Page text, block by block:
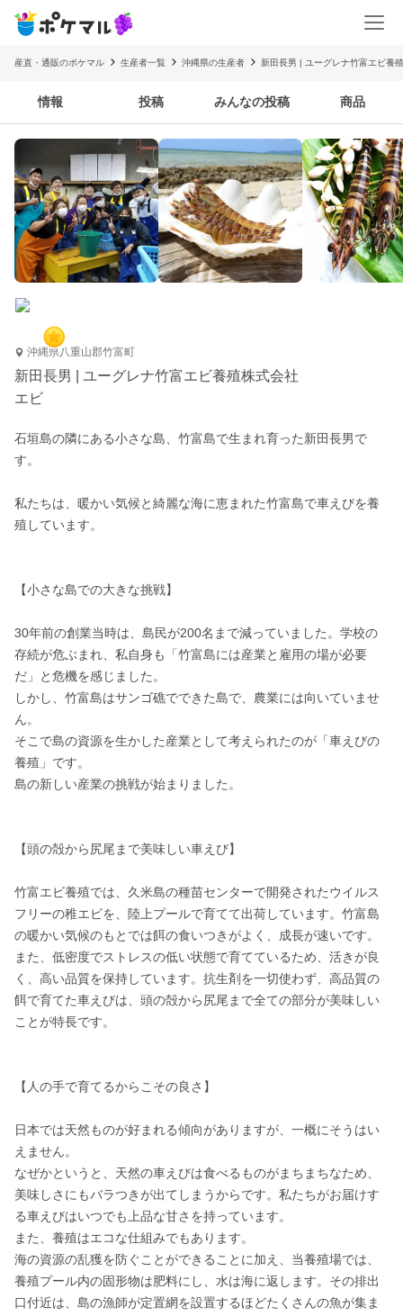
産直・通販のポケマル 生産者一覧 沖縄県の生産者 新田長男 | ユーグレナ竹富エビ養
情報 投稿 みんなの投稿 商品
沖縄県八重山郡竹富町
新田長男 | ユーグレナ竹富エビ養殖株式会社
エビ
石垣島の隣にある小さな島、竹富島で生まれ育った新田長男で
す。
私たちは、暖かい気候と綺麗な海に恵まれた竹富島で車えびを養
殖しています。
【小さな島での大きな挑戦】
30年前の創業当時は、島民が200名まで減っていました。学校の
存続が危ぶまれ、私自身も「竹富島には産業と雇用の場が必要
だ」と危機を感じました。
しかし、竹富島はサンゴ礁でできた島で、農業には向いていませ
ん。
そこで島の資源を生かした産業として考えられたのが「車えびの
養殖」です。
島の新しい産業の挑戦が始まりました。
【頭の殻から尻尾まで美味しい車えび】
竹富エビ養殖では、久米島の種苗センターで開発されたウイルス
フリーの稚エビを、陸上プールで育てて出荷しています。竹富島
の暖かい気候のもとでは餌の食いつきがよく、成長が速いです。
また、低密度でストレスの低い状態で育てているため、活きが良
く、高い品質を保持しています。抗生剤を一切使わず、高品質の
餌で育てた車えびは、頭の殻から尻尾まで全ての部分が美味しい
ことが特長です。
【人の手で育てるからこその良さ】
日本では天然ものが好まれる傾向がありますが、一概にそうはい
えません。
なぜかというと、天然の車えびは食べるものがまちまちなため、
美味しさにもバラつきが出てしまうからです。私たちがお届けす
る車えびはいつでも上品な甘さを持っています。
また、養殖はエコな仕組みでもあります。
海の資源の乱獲を防ぐことができることに加え、当養殖場では、
養殖プール内の固形物は肥料にし、水は海に返します。その排出
口付近は、島の漁師が定置網を設置するほどたくさんの魚が集ま